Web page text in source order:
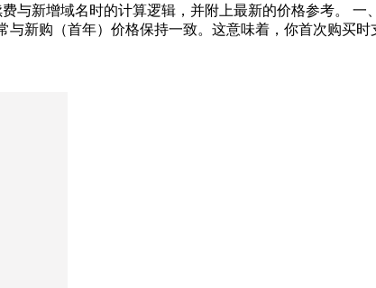
与新增域名时的计算逻辑，并附上最新的价格参考。
新购（首年）价格保持一致。这意味着，你首次购买